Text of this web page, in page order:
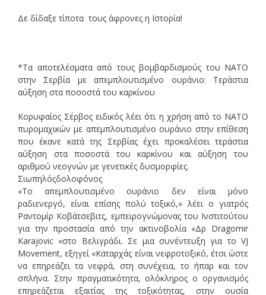
Δε δίδαξε τίποτα τους άφρονες η Ιστορία!
*Τα αποτελέσματα από τους βομβαρδισμούς του ΝΑΤΟ
στην Σερβία με απεμπλουτισμένο ουράνιο: Τεράστια
αύξηση στα ποσοστά του καρκίνου
Kορυφαίος Σέρβος ειδικός λέει ότι η χρήση από το ΝΑΤΟ
πυρομαχικών με απεμπλουτισμένο ουράνιο στην επίθεση
που έκανε κατά της Σερβίας έχει προκαλέσει τεράστια
αύξηση στα ποσοστά του καρκίνου και αύξηση του
αριθμού νεογνών με γενετικές δυσμορφίες.
Σιωπηλόςδολοφόνος
«Το απεμπλουτισμένο ουράνιο δεν είναι μόνο
ραδιενεργό, είναι επίσης πολύ τοξικό,» λέει ο γιατρός
Ραντομίρ Κοβάτσεβιτς, εμπειρογνώμονας του Ινστιτούτου
για την προστασία από την ακτινοβολία «Δρ Dragomir
Karajovic «στο Βελιγράδι. Σε μια συνέντευξη για το VJ
Movement, εξηγεί «Καταρχάς είναι νεφροτοξικό, έτσι ώστε
να επηρεάζει τα νεφρά, στη συνέχεια, το ήπαρ και τον
σπλήνα. Στην πραγματικότητα, ολόκληρος ο οργανισμός
επηρεάζεται εξαιτίας της τοξικότητας, στην ουσία